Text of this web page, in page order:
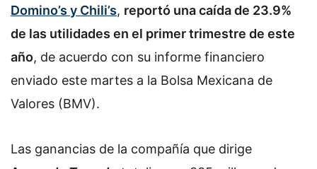
Domino’s y Chili’s, reportó una caída de 23.9%
de las utilidades en el primer trimestre de este
año, de acuerdo con su informe financiero
enviado este martes a la Bolsa Mexicana de
Valores (BMV).
Las ganancias de la compañía que dirige